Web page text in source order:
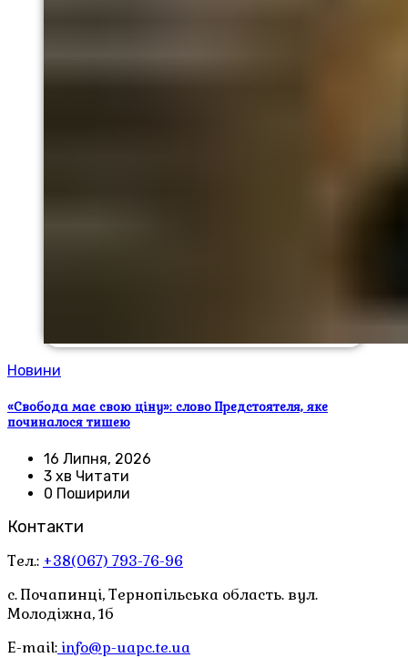
Новини
«Свобода має свою ціну»: слово Предстоятеля, яке
починалося тишею
16 Липня, 2026
3 хв Читати
0 Поширили
Контакти
Тел.: +38(067) 793-76-96
с. Почапинці, Тернопільська область. вул.
Молодіжна, 1б
E-mail: info@p-uapc.te.ua